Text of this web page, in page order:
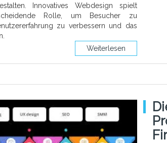
Innovatives Webdesign spielt
Rolle, um Besucher zu
zu verbessern und das
Weiterlesen